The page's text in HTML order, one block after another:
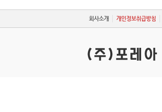
회사소개 개인정보취급방침